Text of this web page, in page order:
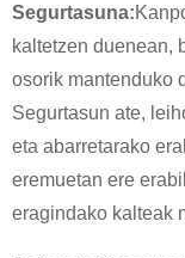
Segurtasuna:
kaltetzen duenean,
osorik mantenduko
Segurtasun ate,
eta abarretarako
eremuetan ere
eragindako kalteak